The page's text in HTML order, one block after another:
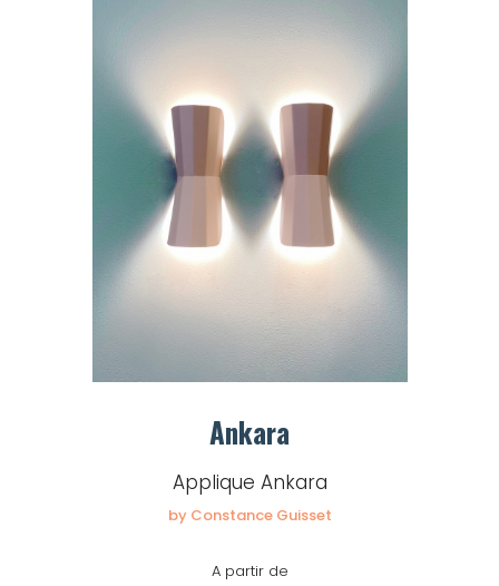
Ankara
Applique Ankara
by Constance Guisset
A partir de